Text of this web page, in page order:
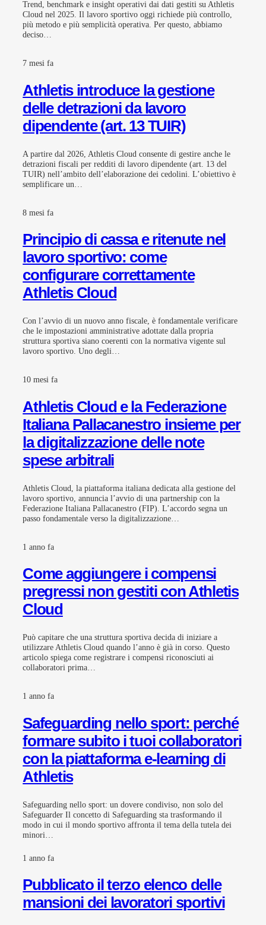
Trend, benchmark e insight operativi dai dati gestiti su Athletis
Cloud nel 2025. Il lavoro sportivo oggi richiede più controllo,
più metodo e più semplicità operativa. Per questo, abbiamo
deciso…
7 mesi fa
Athletis introduce la gestione
delle detrazioni da lavoro
dipendente (art. 13 TUIR)
A partire dal 2026, Athletis Cloud consente di gestire anche le
detrazioni fiscali per redditi di lavoro dipendente (art. 13 del
TUIR) nell’ambito dell’elaborazione dei cedolini. L’obiettivo è
semplificare un…
8 mesi fa
Principio di cassa e ritenute nel
lavoro sportivo: come
configurare correttamente
Athletis Cloud
Con l’avvio di un nuovo anno fiscale, è fondamentale verificare
che le impostazioni amministrative adottate dalla propria
struttura sportiva siano coerenti con la normativa vigente sul
lavoro sportivo. Uno degli…
10 mesi fa
Athletis Cloud e la Federazione
Italiana Pallacanestro insieme per
la digitalizzazione delle note
spese arbitrali
Athletis Cloud, la piattaforma italiana dedicata alla gestione del
lavoro sportivo, annuncia l’avvio di una partnership con la
Federazione Italiana Pallacanestro (FIP). L’accordo segna un
passo fondamentale verso la digitalizzazione…
1 anno fa
Come aggiungere i compensi
pregressi non gestiti con Athletis
Cloud
Può capitare che una struttura sportiva decida di iniziare a
utilizzare Athletis Cloud quando l’anno è già in corso. Questo
articolo spiega come registrare i compensi riconosciuti ai
collaboratori prima…
1 anno fa
Safeguarding nello sport: perché
formare subito i tuoi collaboratori
con la piattaforma e-learning di
Athletis
Safeguarding nello sport: un dovere condiviso, non solo del
Safeguarder Il concetto di Safeguarding sta trasformando il
modo in cui il mondo sportivo affronta il tema della tutela dei
minori…
1 anno fa
Pubblicato il terzo elenco delle
mansioni dei lavoratori sportivi